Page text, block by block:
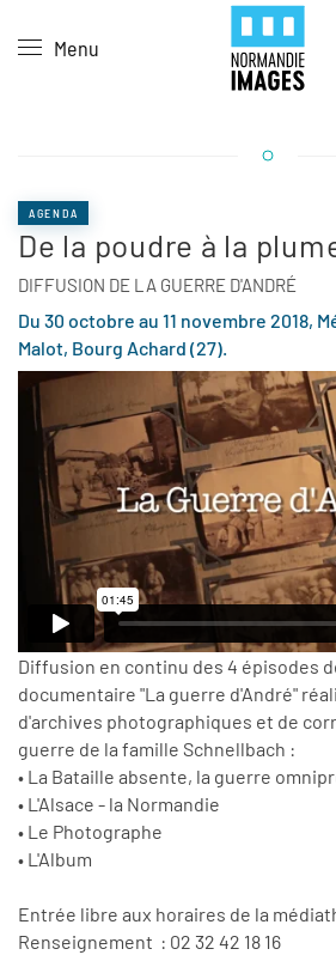
Skip to main content
Menu
AGENDA
De la poudre à la
DIFFUSION DE LA GUERRE D'ANDRÉ
Du 30 octobre au 11 novembre 2018,
Malot, Bourg Achard (27).
Diffusion en continu des 4 épisodes
documentaire "La guerre d'André"
d'archives photographiques et de
guerre de la famille Schnellbach :
• La Bataille absente, la guerre
• L'Alsace - la Normandie
• Le Photographe
• L'Album
Entrée libre aux horaires de la
Renseignement : 02 32 42 18 16
Panneau de gestion des cookies